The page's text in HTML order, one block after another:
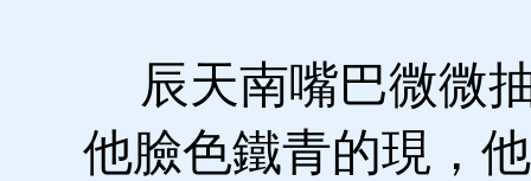
辰天南嘴巴微微
他臉色鐵青的現，